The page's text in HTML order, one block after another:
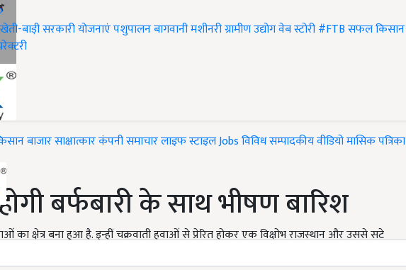
खेती-बाड़ीसरकारी योजनाएंपशुपालनबागवानीमशीनरीग्रामीण उद्योगवेब स्टोरी#FTBसफल किसान
बाजारसाक्षात्कारकंपनी समाचारलाइफ स्टाइलJobsविविधसम्पादकीयवीडियोमासिक पत्रिका
बर्फबारी के साथ भीषण बारिश
का क्षेत्र बना हुआ है. इन्हीं चक्रवाती हवाओं से प्रेरित होकर एक विक्षोभ राजस्थान और उससे सटे